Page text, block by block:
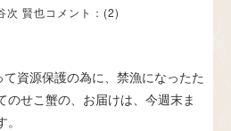
次 賢也コメント： (2)
資源保護の為に、禁漁になったた
のせこ蟹の、お届けは、今週末ま